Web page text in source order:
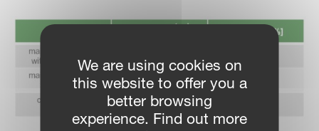
We are using cookies on
this website to offer you a
better browsing
experience. Find out more